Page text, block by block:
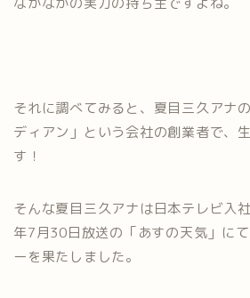
それに調べてみると、夏目三久アナ
ディアン」という会社の創業者で、
す！
そんな夏目三久アナは日本テレビ入
年7月30日放送の「あすの天気」に
ーを果たしました。